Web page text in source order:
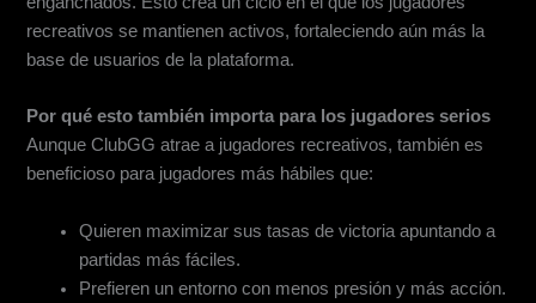
recreativos se mantienen activos, fortaleciendo aún más la
base de usuarios de la plataforma.
Por qué esto también importa para los jugadores serios
Aunque ClubGG atrae a jugadores recreativos, también es
beneficioso para jugadores más hábiles que:
Quieren maximizar sus tasas de victoria apuntando a
partidas más fáciles.
Prefieren un entorno con menos presión y más acción.